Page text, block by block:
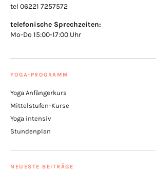
tel 06221 7257572
telefonische Sprechzeiten:
Mo-Do 15:00-17:00 Uhr
YOGA-PROGRAMM
Yoga Anfängerkurs
Mittelstufen-Kurse
Yoga intensiv
Stundenplan
NEUESTE BEITRÄGE